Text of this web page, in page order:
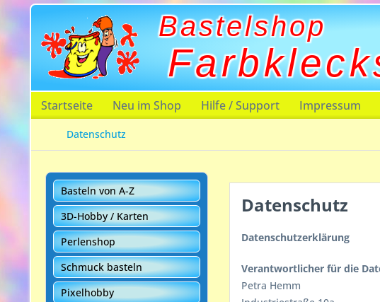
Bastelshop
Startseite Neu im Shop Hilfe / Support Impressum
Datenschutz
Basteln von A-Z
3D-Hobby / Karten
Perlenshop
Schmuck basteln
Pixelhobby
Datenschutz
Datenschutzerklärung
Verantwortlicher für die
Petra Hemm